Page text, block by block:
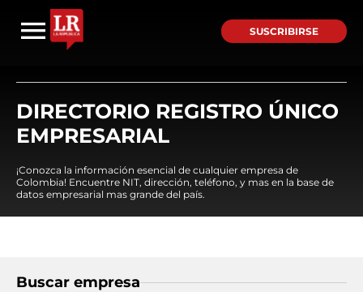
SUSCRIBIRSE
DIRECTORIO REGISTRO ÚNICO
EMPRESARIAL
¡Conozca la información esencial de cualquier empresa de
Colombia! Encuentre NIT, dirección, teléfono, y mas en la base de
datos empresarial mas grande del país.
Buscar empresa